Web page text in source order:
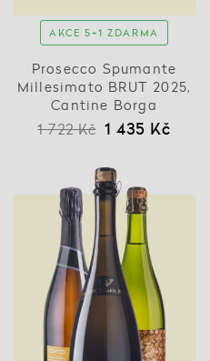
AKCE 5+1 ZDARMA
Prosecco Spumante
Millesimato BRUT 2025,
Cantine Borga
1 722 Kč 1 435 Kč